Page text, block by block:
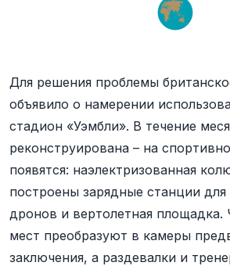
Для решения проблемы
объявило о намерении
стадион «Уэмбли». В течение
реконструирована – на
появятся: наэлектризованная
построены зарядные станции
дронов и вертолетная площадка.
мест преобразуют в камеры
заключения, а раздевалки и